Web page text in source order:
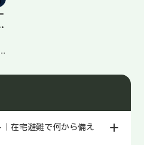
在宅避難で何から備え